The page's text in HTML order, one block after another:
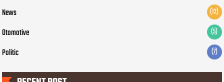
News (12)
Otomotive (5)
Politic (7)